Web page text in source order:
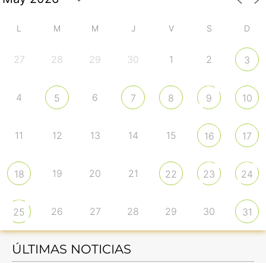
L M M J V S D
27 28 29 30 1 2 3
4 5 6 7 8 9 10
11 12 13 14 15 16 17
18 19 20 21 22 23 24
25 26 27 28 29 30 31
ÚLTIMAS NOTICIAS